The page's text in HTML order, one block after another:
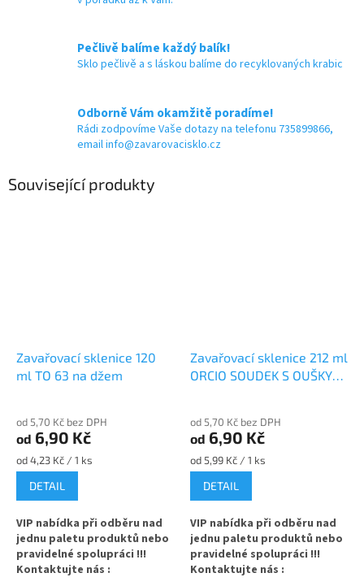
Pečlivě balíme každý balík!
Sklo pečlivě a s láskou balíme do recyklovaných krabic
Odborně Vám okamžitě poradíme!
Rádi zodpovíme Vaše dotazy na telefonu 735899866,
email info@zavarovacisklo.cz
Související produkty
Zavařovací sklenice 120
ml TO 63 na džem
od 5,70 Kč bez DPH
od 6,90 Kč
Měrná
cena:
od 4,23 Kč / 1 ks
DETAIL
VIP nabídka při odběru nad
jednu paletu produktů nebo
pravidelné spolupráci !!!
Kontaktujte nás :
Zavařovací sklenice 212 ml
ORCIO SOUDEK S OUŠKY
od 5,70 Kč bez DPH
od 6,90 Kč
Měrná
cena:
od 5,99 Kč / 1 ks
DETAIL
VIP nabídka při odběru nad
jednu paletu produktů nebo
pravidelné spolupráci !!!
Kontaktujte nás :